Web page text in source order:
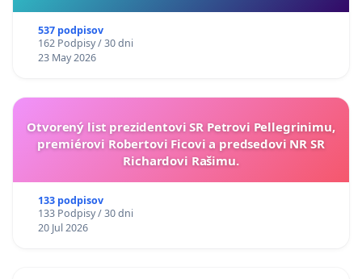
537 podpisov
162 Podpisy / 30 dni
23 May 2026
Otvorený list prezidentovi SR Petrovi Pellegrinimu,
premiérovi Robertovi Ficovi a predsedovi NR SR
Richardovi Rašimu.
133 podpisov
133 Podpisy / 30 dni
20 Jul 2026